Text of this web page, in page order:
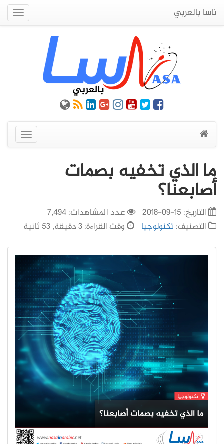
ناسا بالعربي
عرض
القائمة
ما الذي تخفيه بصمات
أصابعنا؟
التاريخ: 15-09-2018
عدد المشاهدات: 7,494
التصنيف:تكنولوجيا وقت القراءة: 3 دقيقة, 53 ثانية